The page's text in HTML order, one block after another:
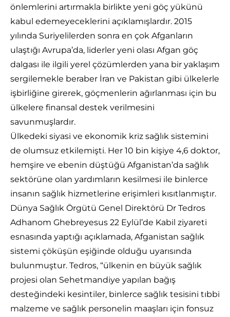
önlemlerini artırmakla birlikte yeni göç yükünü
kabul edemeyeceklerini açıklamışlardır. 2015
yılında Suriyelilerden sonra en çok Afganların
ulaştığı Avrupa’da, liderler yeni olası Afgan göç
dalgası ile ilgili yerel çözümlerden yana bir yaklaşım
sergilemekle beraber İran ve Pakistan gibi ülkelerle
işbirliğine girerek, göçmenlerin ağırlanması için bu
ülkelere finansal destek verilmesini
savunmuşlardır.
Ülkedeki siyasi ve ekonomik kriz sağlık sistemini
de olumsuz etkilemişti. Her 10 bin kişiye 4,6 doktor,
hemşire ve ebenin düştüğü Afganistan’da sağlık
sektörüne olan yardımların kesilmesi ile binlerce
insanın sağlık hizmetlerine erişimleri kısıtlanmıştır.
Dünya Sağlık Örgütü Genel Direktörü Dr Tedros
Adhanom Ghebreyesus 22 Eylül’de Kabil ziyareti
esnasında yaptığı açıklamada, Afganistan sağlık
sistemi çöküşün eşiğinde olduğu uyarısında
bulunmuştur. Tedros, “ülkenin en büyük sağlık
projesi olan Sehetmandiye yapılan bağış
desteğindeki kesintiler, binlerce sağlık tesisini tıbbi
malzeme ve sağlık personelin maaşları için fonsuz